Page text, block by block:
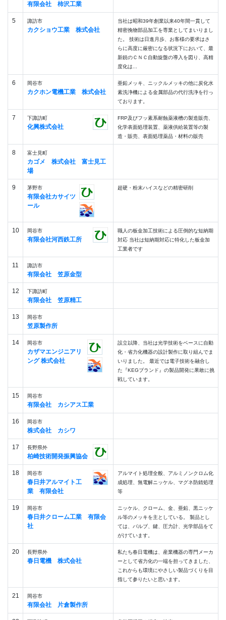
有限会社 柿沢工業
5 諏訪市
カクショウ工業 株式会社
当社は昭和39年創業以来40年間一貫して
精密挽物部品加工を専業としてまいりまし
た。 技術は日進月歩、お客様の要求はさ
らに高度に厳密になる状況下において、最
新鋭のＣＮＣ自動旋盤の導入を図り、高精
度化は...
6 岡谷市
カクホン電機工業 株式会社
亜鉛メッキ、ニックルメッキの他に炭化水
素洗浄機による金属部品の代行洗浄を行っ
ております。
7 下諏訪町
化興株式会社
FRP及びフッ素系耐蝕薬液槽の製造販売、
化学表面処理装置、薬液供給装置等の製
造・販売、表面処理薬品・材料の販売
8 富士見町
カゴメ 株式会社 富士見工
場
9 茅野市
有限会社カサイツ
ール
超硬・粉末ハイスなどの精密研削
10 岡谷市
有限会社河西鉄工所
職人の板金加工技術による圧倒的な短納期
対応 当社は短納期対応に特化した板金加
工業者です
11 諏訪市
有限会社 笠原金型
12 下諏訪町
有限会社 笠原精工
13 岡谷市
笠原製作所
14 岡谷市
カザマエンジニアリ
ング 株式会社
設立以降、当社は光学技術をベースに自動
化・省力化機器の設計製作に取り組んでま
いりました。 最近では電子技術を融合し
た『KEGブランド』の製品開発に果敢に挑
戦しています。
15 岡谷市
有限会社 カシアス工業
16 岡谷市
株式会社 カシワ
17 長野県外
柏崎技術開発振興協会
18 岡谷市
春日井アルマイト工
業 有限会社
アルマイト処理全般、アルミノンクロム化
成処理、無電解ニッケル、マグネ防錆処理
等
19 岡谷市
春日井クローム工業 有限会
社
ニッケル、クローム、金、亜鉛、黒ニッケ
ル等のメッキを主としている。 製品とし
ては、バルブ、鍵、圧力計、光学部品をて
がけています。
20 長野県外
春日電機 株式会社
私たち春日電機は、産業機器の専門メーカ
ーとして省力化の一端を担ってきました、
これからも環境にやさしい製品づくりを目
指して参りたいと思います。
21 岡谷市
有限会社 片倉製作所